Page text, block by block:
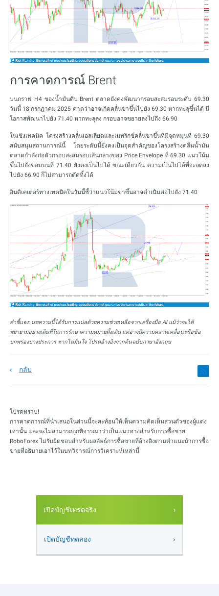
การคาดการณ์ Brent
บนกราฟ H4 ของน้ำมันดิบ Brent ตลาดยังคงพัฒนากรอบสะสมรอบระดับ 69.30
วันนี้ 18 กรกฎาคม 2025 คาดว่าอาจเกิดคลื่นขาขึ้นไปยัง 69.30 หากทะลุขึ้นได้ มี
โอกาสพัฒนาไปยัง 71.40 หากทะลุลง กรอบอาจขยายลงไปถึง 66.90
ในเชิงเทคนิค โครงสร้างคลื่นเอลเลียตและเมทริกซ์คลื่นขาขึ้นที่มีจุดหมุนที่ 69.30
สนับสนุนสถานการณ์นี้ โดยระดับนี้ยังคงเป็นจุดสำคัญของโครงสร้างคลื่นน้ำมัน
ตลาดกำลังก่อตัวกรอบสะสมรอบเส้นกลางของ Price Envelope ที่ 69.30 แนวโน้ม
ขึ้นไปยังขอบบนที่ 71.40 ยังคงเป็นไปได้ ขณะเดียวกัน ความเป็นไปได้ที่จะลดลง
ไปยัง 66.90 ก็ไม่สามารถตัดทิ้งได้
อินดิเคเตอร์ทางเทคนิคในวันนี้ชี้ว่าแนวโน้มขาขึ้นอาจดำเนินต่อไปยัง 71.40
คำชี้แจง:บทความนี้ได้รับการแปลด้วยความช่วยเหลือจากเครื่องมือ AI แม้ว่าจะได้
พยายามอย่างเต็มที่ในการรักษาความหมายดั้งเดิม แต่อาจมีความคลาดเคลื่อนหรือข้อ
บกพร่องบางประการ หากไม่มั่นใจ โปรดอ้างอิงจากต้นฉบับภาษาอังกฤษ
กลับ
โปรดทราบ!
การคาดการณ์ที่นำเสนอในส่วนนี้จะสะท้อนให้เห็นความคิดเห็นส่วนตัวของผู้แต่ง
เท่านั้น และจะไม่สามารถถูกพิจารณาว่าเป็นแนวทางสำหรับการซื้อขาย
RoboForex ไม่รับผิดชอบสำหรับผลลัพธ์การซื้อขายที่อ้างอิงตามคำแนะนำการซื้อ
ขายที่อธิบายเอาไว้ในบทวิจารณ์การวิเคราะห์เหล่านี้
เปิดบัญชีเทรดจริง
เปิดบัญชีทดลอง